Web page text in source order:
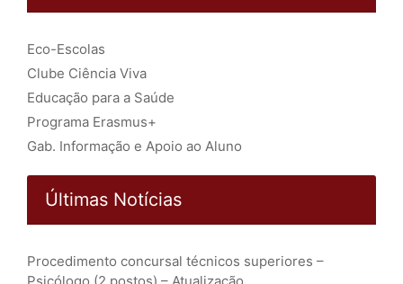
Eco-Escolas
Clube Ciência Viva
Educação para a Saúde
Programa Erasmus+
Gab. Informação e Apoio ao Aluno
Últimas Notícias
Procedimento concursal técnicos superiores –